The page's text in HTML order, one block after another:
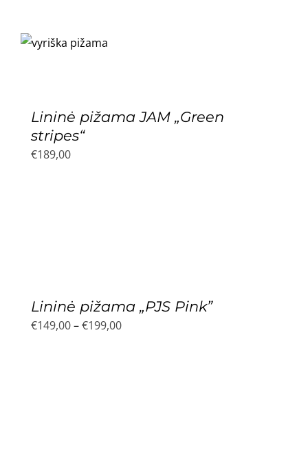
Lininė pižama JAM „Green
stripes“
€189,00
Lininė pižama „PJS Pink”
€149,00–€199,00Price